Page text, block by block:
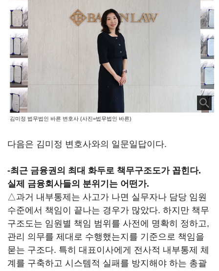
김미정 법무법인 바른 변호사 (사진=법무법인 바른)
다음은 김미정 변호사와의 일문일답이다.
-최근 금융권의 최대 화두로 책무구조도가 꼽힌다.
실제 금융회사들의 분위기는 어떤가.
△과거 내부통제는 사고가 나면 실무자나 담당 임원
수준에서 책임이 끝나는 경우가 많았다. 하지만 책무
구조도는 임원별 책임 범위를 사전에 명확히 정하고,
관리 의무를 제대로 수행했는지를 기준으로 책임을
묻는 구조다. 특히 대표이사에게 전사적 내부통제 체
계를 구축하고 시스템적 실패를 방지해야 하는 총괄